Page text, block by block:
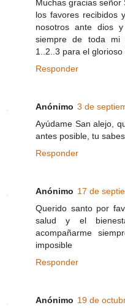
Muchas gracias
los favores recibidos
nosotros ante dios
siempre de toda mi
1..2..3 para el glorioso
Responder
Anónimo 3 de
Ayúdame San alejo,
antes posible, tu
Responder
Anónimo 17 de
Querido santo por
salud y el
acompañarme
imposible
Responder
Anónimo 19 de